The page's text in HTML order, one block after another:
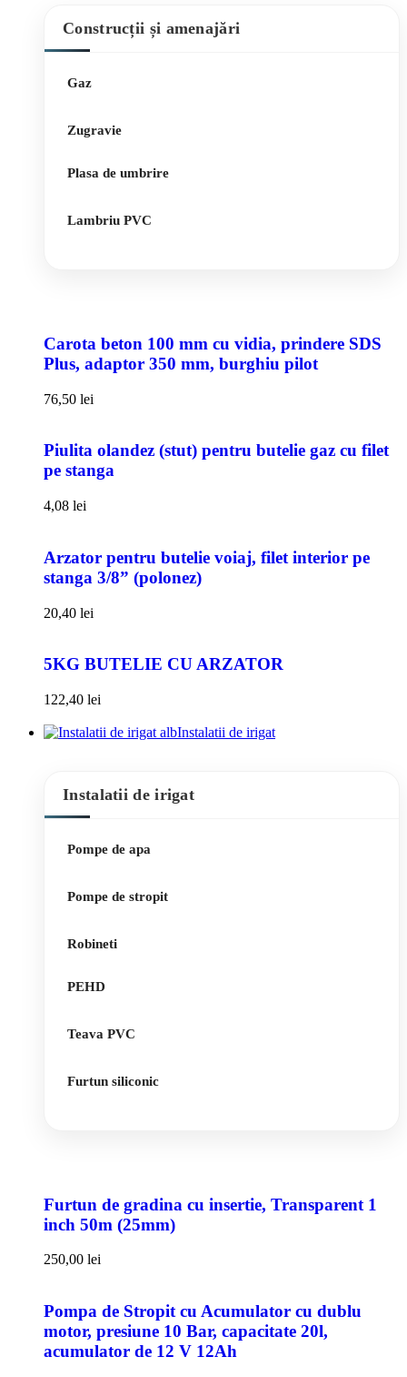
Construcții și amenajări
Gaz
Zugravie
Plasa de umbrire
Lambriu PVC
Carota beton 100 mm cu vidia, prindere SDS
Plus, adaptor 350 mm, burghiu pilot
76,50 lei
Piulita olandez (stut) pentru butelie gaz cu filet
pe stanga
4,08 lei
Arzator pentru butelie voiaj, filet interior pe
stanga 3/8” (polonez)
20,40 lei
5KG BUTELIE CU ARZATOR
122,40 lei
Instalatii de irigat
Instalatii de irigat
Pompe de apa
Pompe de stropit
Robineti
PEHD
Teava PVC
Furtun siliconic
Furtun de gradina cu insertie, Transparent 1
inch 50m (25mm)
250,00 lei
Pompa de Stropit cu Acumulator cu dublu
motor, presiune 10 Bar, capacitate 20l,
acumulator de 12 V 12Ah